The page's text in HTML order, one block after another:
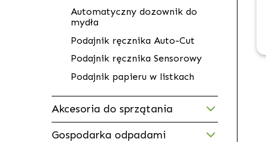
Automatyczny dozownik do
mydła
Podajnik ręcznika Auto-Cut
Podajnik ręcznika Sensorowy
Podajnik papieru w listkach
Akcesoria do sprzątania
Gospodarka odpadami